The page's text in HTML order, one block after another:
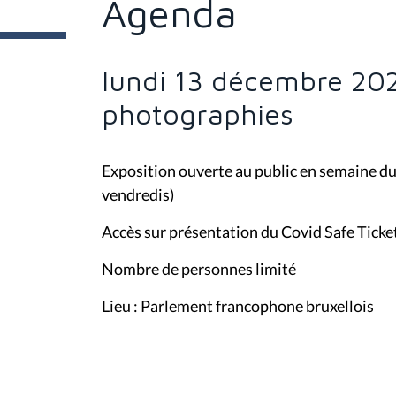
e
s
Agenda
lundi 13 décembre
photographies
Exposition ouverte au public en semaine
vendredis)
Accès sur présentation du Covid Safe
Nombre de personnes limité
Lieu : Parlement francophone bruxellois